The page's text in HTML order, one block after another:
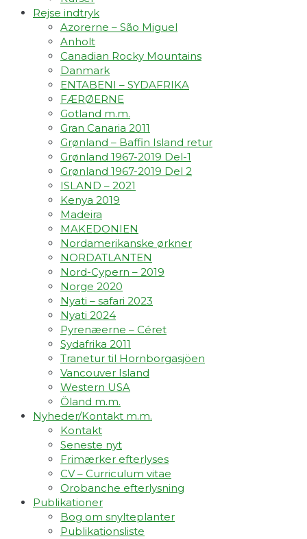
Rejse indtryk
Azorerne – São Miguel
Anholt
Canadian Rocky Mountains
Danmark
ENTABENI – SYDAFRIKA
FÆRØERNE
Gotland m.m.
Gran Canaria 2011
Grønland – Baffin Island retur
Grønland 1967-2019 Del-1
Grønland 1967-2019 Del 2
ISLAND – 2021
Kenya 2019
Madeira
MAKEDONIEN
Nordamerikanske ørkner
NORDATLANTEN
Nord-Cypern – 2019
Norge 2020
Nyati – safari 2023
Nyati 2024
Pyrenæerne – Céret
Sydafrika 2011
Tranetur til Hornborgasjöen
Vancouver Island
Western USA
Öland m.m.
Nyheder/Kontakt m.m.
Kontakt
Seneste nyt
Frimærker efterlyses
CV – Curriculum vitae
Orobanche efterlysning
Publikationer
Bog om snylteplanter
Publikationsliste